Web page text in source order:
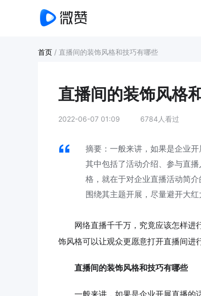
首页 / 直播间的装饰风格和技巧有哪些
直播间的装饰风格
2022-06-07 01:09 6784人看过
摘要：一般来讲，如果是企业
其中包括了活动介绍、参与直
格，就在于对企业直播活动简
围绕其主题开展，尽量避开大红
网络直播千千万，究竟应该怎样进
饰风格可以让观众更愿意打开直播间进
直播间的装饰风格和技巧有哪些
一般来讲，如果是企业开展直播的